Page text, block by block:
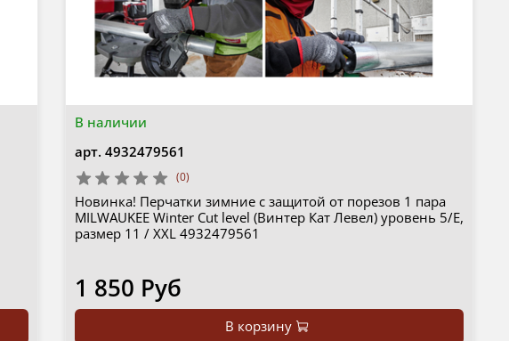
В наличии
арт. 4932479561
(0)
Новинка! Перчатки зимние с защитой от порезов 1 пара
MILWAUKEE Winter Cut level (Винтер Кат Левел) уровень 5/E,
размер 11 / XXL 4932479561
1 850 Руб
В корзину